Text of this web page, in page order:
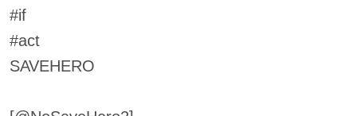
#if
#act
SAVEHERO